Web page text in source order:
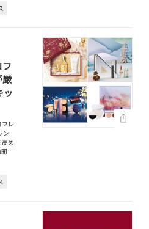
フ
厳
ッ
レ
ン
め
開…